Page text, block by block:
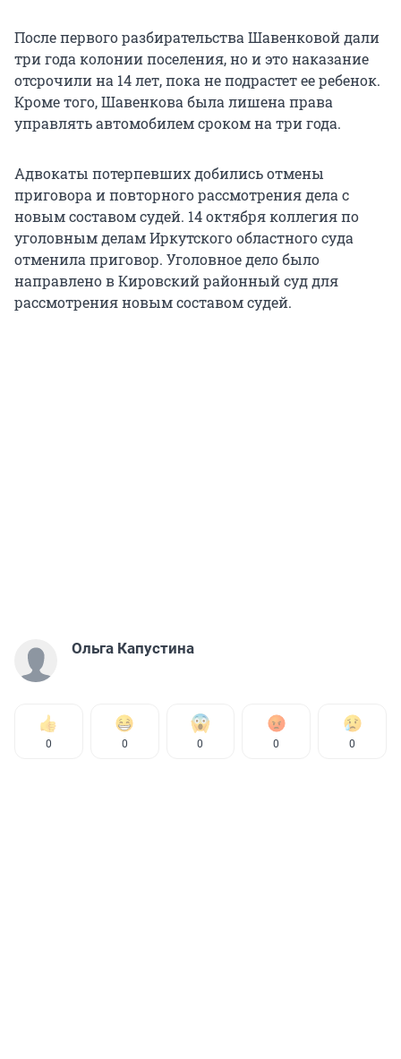
После первого разбирательства Шавенковой дали
три года колонии поселения, но и это наказание
отсрочили на 14 лет, пока не подрастет ее ребенок.
Кроме того, Шавенкова была лишена права
управлять автомобилем сроком на три года.
Адвокаты потерпевших добились отмены
приговора и повторного рассмотрения дела с
новым составом судей. 14 октября коллегия по
уголовным делам Иркутского областного суда
отменила приговор. Уголовное дело было
направлено в Кировский районный суд для
рассмотрения новым составом судей.
Ольга Капустина
0 0 0 0 0